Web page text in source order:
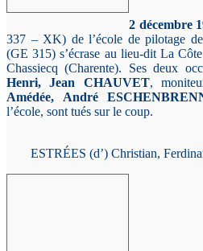
2 décembre
337 – XK) de l’école de pilotage
(GE 315) s’écrase au lieu-dit La
Chassiecq (Charente). Ses deux
Henri, Jean CHAUVET,
Amédée, André
l’école, sont tués sur le coup.
ESTRÉES (d’) Christian,